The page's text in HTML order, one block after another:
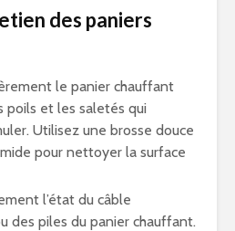
des paniers
le panier chauffant
poils et les saletés qui
Utilisez une brosse douce
pour nettoyer la surface
l’état du câble
des piles du panier chauffant.